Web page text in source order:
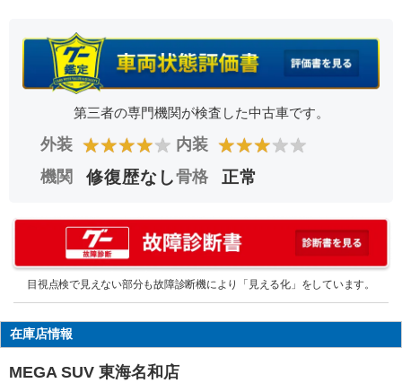
第三者の専門機関が検査した中古車です。
外装 ★★★★★
機関 修復歴なし
内装 ★★★★★
骨格 正常
目視点検で見えない部分も故障診断機により「見える化」をしています。
在庫店情報
MEGA SUV 東海名和店